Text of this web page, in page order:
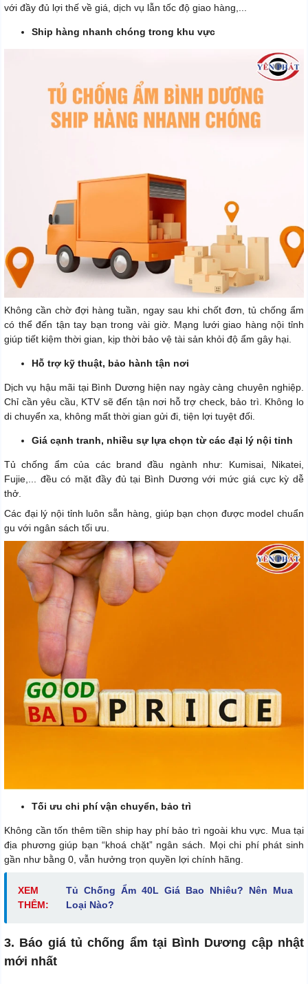
với đầy đủ lợi thế về giá, dịch vụ lẫn tốc độ giao hàng,...
Ship hàng nhanh chóng trong khu vực
Không cần chờ đợi hàng tuần, ngay sau khi chốt đơn, tủ chống ẩm
có thể đến tận tay bạn trong vài giờ. Mạng lưới giao hàng nội tỉnh
giúp tiết kiệm thời gian, kịp thời bảo vệ tài sản khỏi độ ẩm gây hại.
Hỗ trợ kỹ thuật, bảo hành tận nơi
Dịch vụ hậu mãi tại Bình Dương hiện nay ngày càng chuyên nghiệp.
Chỉ cần yêu cầu, KTV sẽ đến tận nơi hỗ trợ check, bảo trì. Không lo
di chuyển xa, không mất thời gian gửi đi, tiện lợi tuyệt đối.
Giá cạnh tranh, nhiều sự lựa chọn từ các đại lý nội tỉnh
Tủ chống ẩm của các brand đầu ngành như: Kumisai, Nikatei,
Fujie,... đều có mặt đầy đủ tại Bình Dương với mức giá cực kỳ dễ
thở.
Các đại lý nội tỉnh luôn sẵn hàng, giúp bạn chọn được model chuẩn
gu với ngân sách tối ưu.
Tối ưu chi phí vận chuyển, bảo trì
Không cần tốn thêm tiền ship hay phí bảo trì ngoài khu vực. Mua tại
địa phương giúp bạn “khoá chặt” ngân sách. Mọi chi phí phát sinh
gần như bằng 0, vẫn hưởng trọn quyền lợi chính hãng.
XEM
THÊM:
Tủ Chống Ẩm 40L Giá Bao Nhiêu? Nên Mua
Loại Nào?
3. Báo giá tủ chống ẩm tại Bình Dương cập nhật
mới nhất